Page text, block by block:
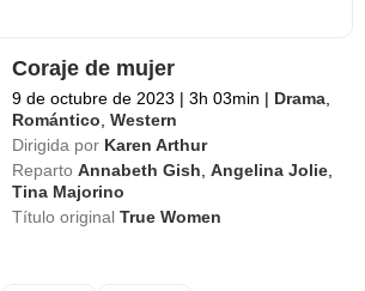
Coraje de mujer
9 de octubre de 2023 | 3h 03min | Drama
Romántico ,Western
Dirigida por Karen Arthur
Reparto Annabeth Gish ,Angelina Jolie
Tina Majorino
Título originalTrue Women